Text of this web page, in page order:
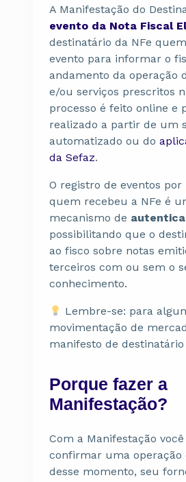
A Manifestação do
evento da Nota Fiscal
destinatário da NFe
evento para informar o
andamento da operação
e/ou serviços prescritos
processo é feito online e
realizado a partir de um
automatizado ou do
da Sefaz.
O registro de eventos por
quem recebeu a NFe é
mecanismo de
possibilitando que o
ao fisco sobre notas
terceiros com ou sem o
conhecimento.
Lembre-se: para
movimentação de
manifesto de
Porque fazer a
Manifestação?
Com a Manifestação
confirmar uma operação
desse momento, seu